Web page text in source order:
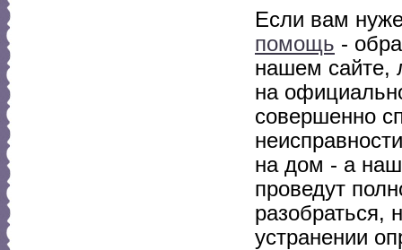
Если вам
помощь -
нашем сайте,
на
совершенно
на дом - а
проведут
разобраться,
устранении